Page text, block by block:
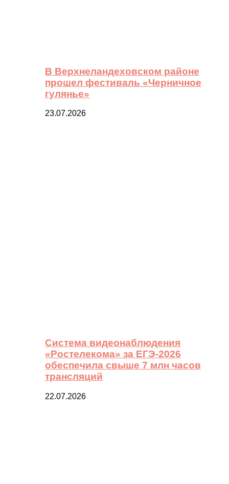
В Верхнеландеховском районе
прошел фестиваль «Черничное
гулянье»
23.07.2026
Система видеонаблюдения
«Ростелекома» за ЕГЭ-2026
обеспечила свыше 7 млн часов
трансляций
22.07.2026